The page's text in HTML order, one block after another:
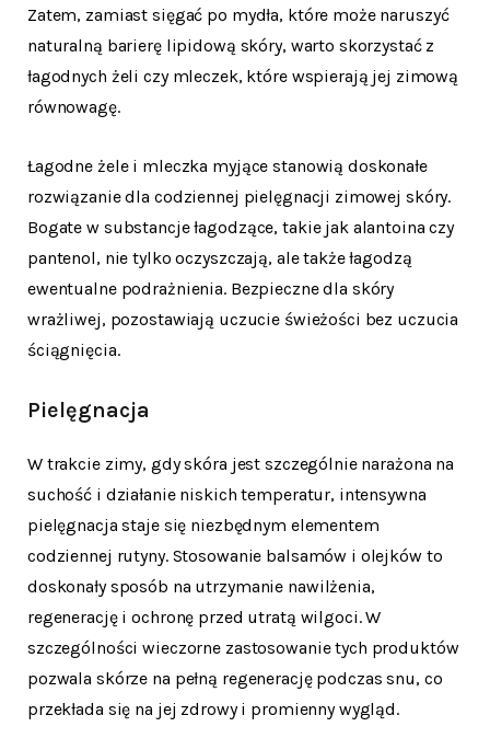
Zatem, zamiast sięgać po mydła, które może naruszyć
naturalną barierę lipidową skóry, warto skorzystać z
łagodnych żeli czy mleczek, które wspierają jej zimową
równowagę.
Łagodne żele i mleczka myjące stanowią doskonałe
rozwiązanie dla codziennej pielęgnacji zimowej skóry.
Bogate w substancje łagodzące, takie jak alantoina czy
pantenol, nie tylko oczyszczają, ale także łagodzą
ewentualne podrażnienia. Bezpieczne dla skóry
wrażliwej, pozostawiają uczucie świeżości bez uczucia
ściągnięcia.
Pielęgnacja
W trakcie zimy, gdy skóra jest szczególnie narażona na
suchość i działanie niskich temperatur, intensywna
pielęgnacja staje się niezbędnym elementem
codziennej rutyny. Stosowanie balsamów i olejków to
doskonały sposób na utrzymanie nawilżenia,
regenerację i ochronę przed utratą wilgoci. W
szczególności wieczorne zastosowanie tych produktów
pozwala skórze na pełną regenerację podczas snu, co
przekłada się na jej zdrowy i promienny wygląd.